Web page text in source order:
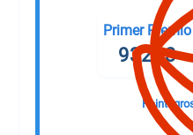
Primer Premio
93233